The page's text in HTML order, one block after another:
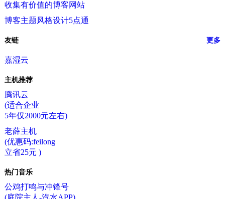
收集有价值的博客网站
博客主题风格设计5点通
友链 更多
嘉湿云
主机推荐
腾讯云
(适合企业
5年仅2000元左右)
老薛主机
(优惠码:feilong
立省25元 )
热门音乐
公鸡打鸣与冲锋号
(庭院主人-汽水APP)